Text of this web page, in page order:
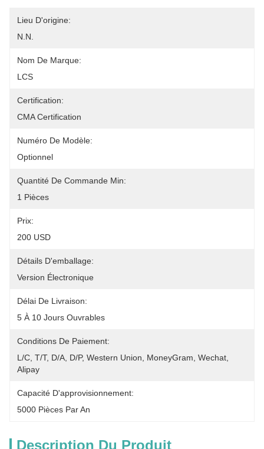
Lieu D'origine:
N.N.
Nom De Marque:
LCS
Certification:
CMA Certification
Numéro De Modèle:
Optionnel
Quantité De Commande Min:
1 Pièces
Prix:
200 USD
Détails D'emballage:
Version Électronique
Délai De Livraison:
5 À 10 Jours Ouvrables
Conditions De Paiement:
L/C, T/T, D/A, D/P, Western Union, MoneyGram, Wechat,
Alipay
Capacité D'approvisionnement:
5000 Pièces Par An
Description Du Produit